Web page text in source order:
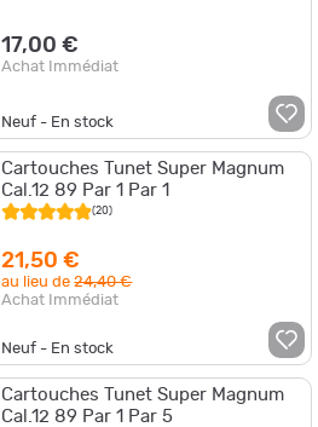
17,00 €
Achat Immédiat
Neuf - En stock
Cartouches Tunet Super Magnum
Cal.12 89 Par 1 Par 1
(20)
21,50 €
au lieu de24,40 €
Achat Immédiat
Neuf - En stock
Cartouches Tunet Super Magnum
Cal.12 89 Par 1 Par 5